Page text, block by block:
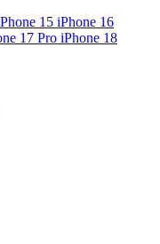
15 iPhone 16
17 Pro iPhone 18